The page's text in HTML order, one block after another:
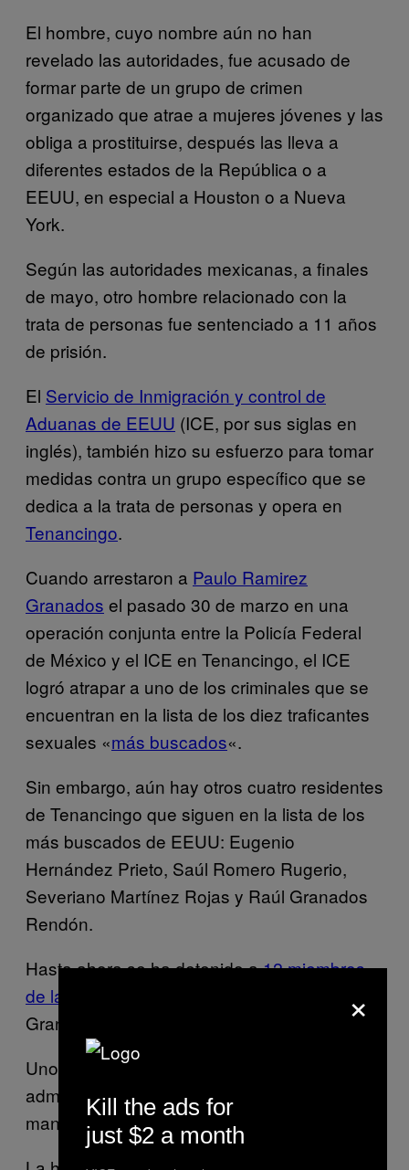
El hombre, cuyo nombre aún no han
revelado las autoridades, fue acusado de
formar parte de un grupo de crimen
organizado que atrae a mujeres jóvenes y las
obliga a prostituirse, después las lleva a
diferentes estados de la República o a
EEUU, en especial a Houston o a Nueva
York.
Según las autoridades mexicanas, a finales
de mayo, otro hombre relacionado con la
trata de personas fue sentenciado a 11 años
de prisión.
El Servicio de Inmigración y control de
Aduanas de EEUU (ICE, por sus siglas en
inglés), también hizo su esfuerzo para tomar
medidas contra un grupo específico que se
dedica a la trata de personas y opera en
Tenancingo.
Cuando arrestaron a Paulo Ramirez
Granados el pasado 30 de marzo en una
operación conjunta entre la Policía Federal
de México y el ICE en Tenancingo, el ICE
logró atrapar a uno de los criminales que se
encuentran en la lista de los diez traficantes
sexuales «más buscados«.
Sin embargo, aún hay otros cuatro residentes
de Tenancingo que siguen en la lista de los
más buscados de EEUU: Eugenio
Hernández Prieto, Saúl Romero Rugerio,
Severiano Martínez Rojas y Raúl Granados
Rendón.
Hasta ahora se ha detenido a12 miembros
de la familia Granados
Granados Rendon.
Uno de cada cinco padres en Tlaxcala
admite que al menos uno de sus hijos ha
manifestado interés en ser proxeneta.
×
Kill the ads for
just $2 a month